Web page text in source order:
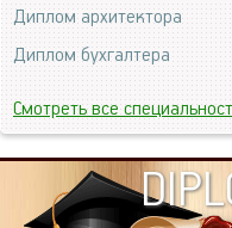
Диплом архитектора
Диплом бухгалтера
Смотреть все